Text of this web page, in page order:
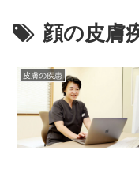
顔の皮膚
皮膚の疾患